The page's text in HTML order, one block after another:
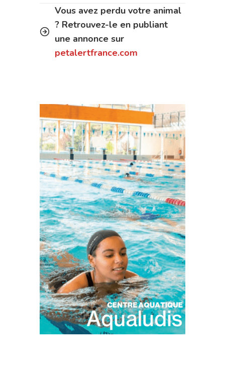
Vous avez perdu votre animal
? Retrouvez-le en publiant
une annonce sur
petalertfrance.com